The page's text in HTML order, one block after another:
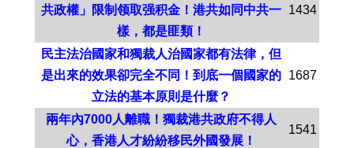
共政權」限制领取强积金！港共如同中共一
樣，都是匪類！
1434
民主法治國家和獨裁人治國家都有法律，但
是出來的效果卻完全不同！到底一個國家的
立法的基本原則是什麼？
1687
兩年內7000人離職！獨裁港共政府不得人
心，香港人才紛紛移民外國發展！
1541